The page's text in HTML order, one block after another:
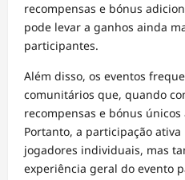
recompensas e bónus
pode levar a ganhos ainda
participantes.
Além disso, os eventos
comunitários que, quando
recompensas e bónus
Portanto, a participação
jogadores individuais, mas
experiência geral do evento